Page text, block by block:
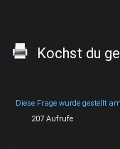
Kochst du
Diese Frage wurde gestellt
207 Aufrufe